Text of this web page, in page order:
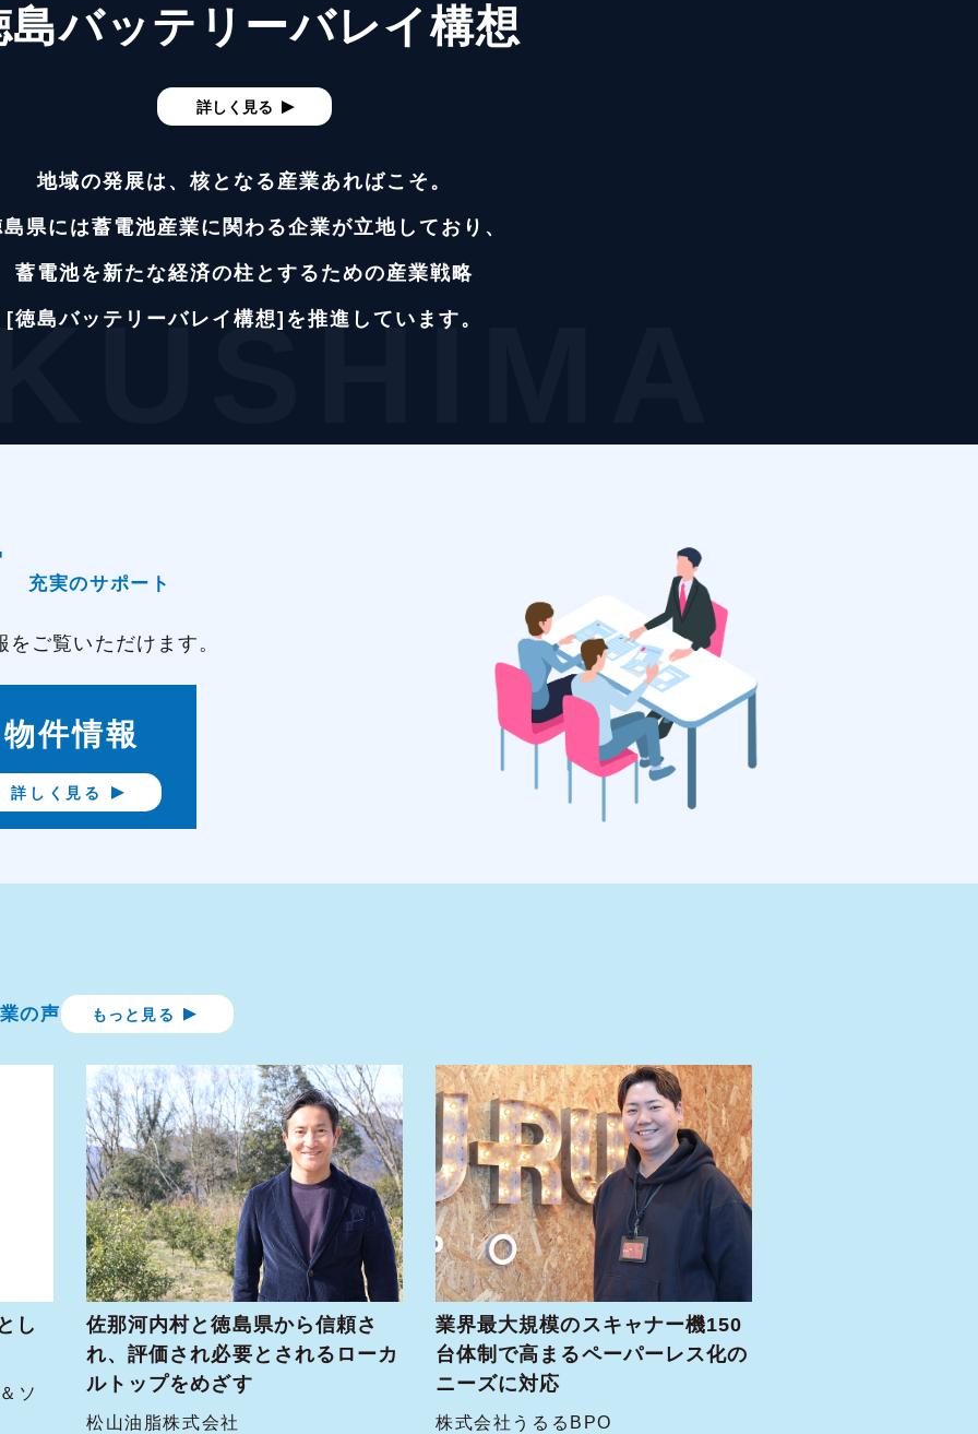
島バッテリーバレイ構想
詳しく見る
地域の発展は、核となる産業あればこそ。
島県には蓄電池産業に関わる企業が立地しており、
蓄電池を新たな経済の柱と するための産業戦略
[徳島バッテリーバレイ構想]を推進しています。
充実のサポート
ご覧いただけます。
物件情報
詳しく見る
の声 もっと見る
し
ソ
佐那河内村と徳島県から信頼さ
れ、評価され必要とされるローカ
ルトップをめざす
松山油脂株式会社
業界最大規模のスキャナー機150
台体制で高まるペーパーレス化の
ニーズに対応
株式会社うるるBPO